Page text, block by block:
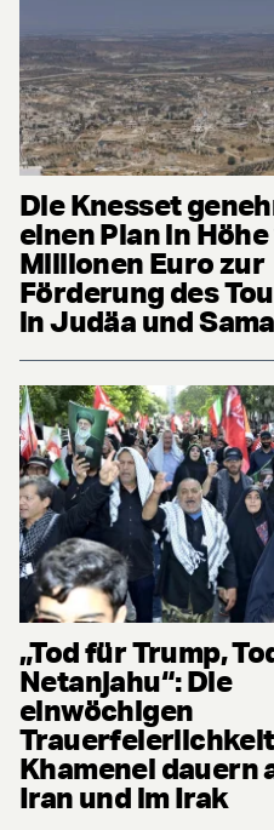
Die Knesset
einen Plan in Höhe
Millionen Euro zur
Förderung des
in Judäa und
„Tod für Trump,
Netanjahu“: Die
einwöchigen
Khamenei dauern
Iran und im Irak